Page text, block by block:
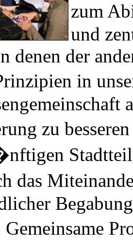
zum
und
denen der
in
zu
Gemeinsame